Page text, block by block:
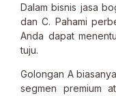
Dalam bisnis jasa
dan C. Pahami
Anda dapat
tuju.
Golongan A
segmen premium